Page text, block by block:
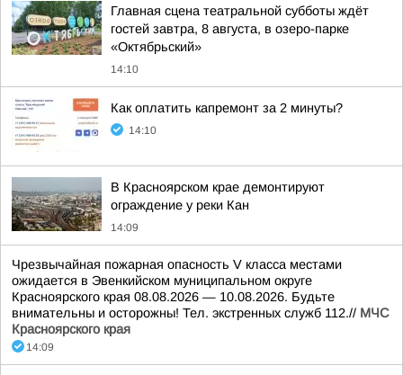
Главная сцена театральной субботы ждёт
гостей завтра, 8 августа, в озеро-парке
«Октябрьский»
14:10
Как оплатить капремонт за 2 минуты?
14:10
В Красноярском крае демонтируют
ограждение у реки Кан
14:09
Чрезвычайная пожарная опасность V класса местами
ожидается в Эвенкийском муниципальном округе
Красноярского края 08.08.2026 — 10.08.2026. Будьте
внимательны и осторожны! Тел. экстренных служб 112.// МЧС
Красноярского края
14:09